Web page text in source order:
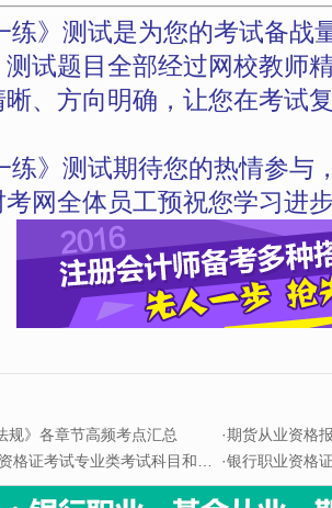
练》测试是为您的考试备战
试题目全部经过网校教师
晰、方向明确，让您在考试
练》测试期待您的热情参与
网全体员工预祝您学习进
规》各章节高频考点汇总 ·期货从业资格
证考试专业类考试科目和题型 ·银行职业资格证